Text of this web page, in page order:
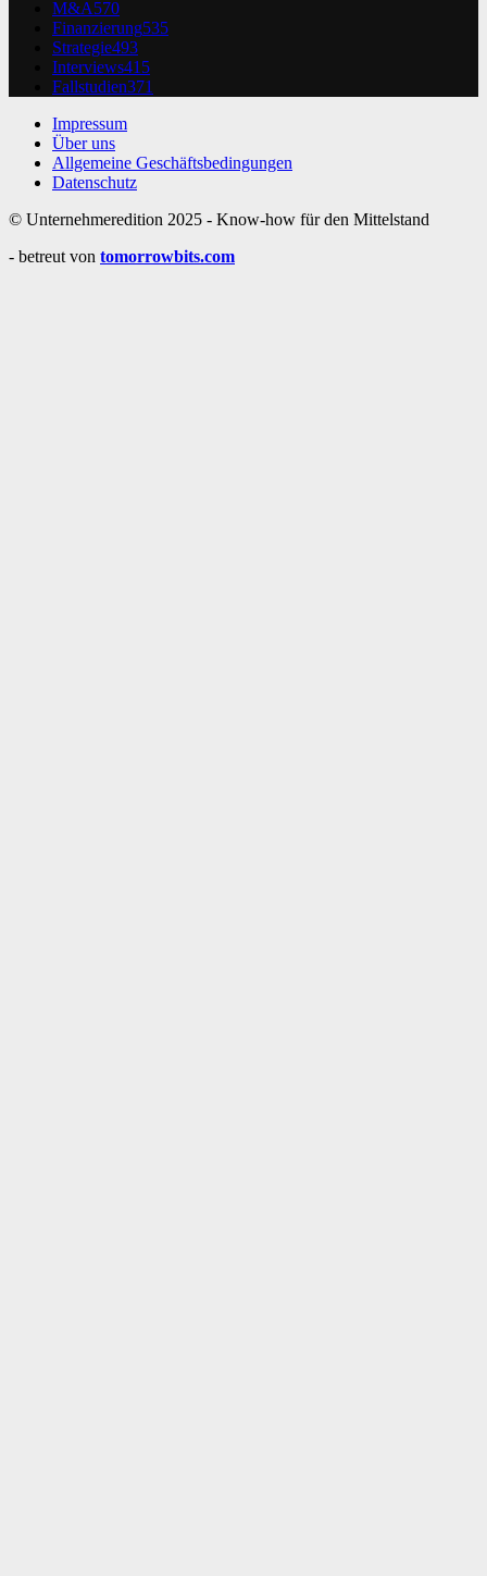
M&A570
Finanzierung535
Strategie493
Interviews415
Fallstudien371
Impressum
Über uns
Allgemeine Geschäftsbedingungen
Datenschutz
© Unternehmeredition 2025 - Know-how für den Mittelstand
- betreut von tomorrowbits.com